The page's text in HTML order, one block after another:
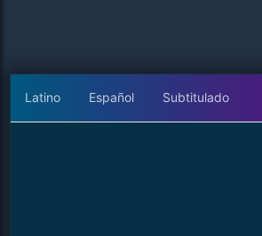
Latino Español Subtitulado